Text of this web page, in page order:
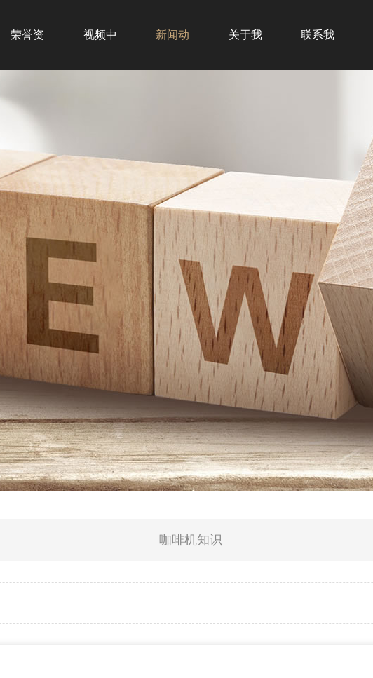
荣誉资 视频中 新闻动 关于我 联系我
咖啡机知识